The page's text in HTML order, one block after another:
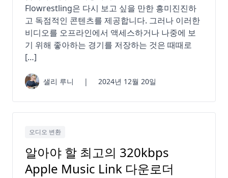
Flowrestling은 다시 보고 싶을 만한 흥미진진하
고 독점적인 콘텐츠를 제공합니다. 그러나 이러한
비디오를 오프라인에서 액세스하거나 나중에 보
기 위해 좋아하는 경기를 저장하는 것은 때때로
[…]
샐리 루니 | 2024년 12월 20일
오디오 변환
알아야 할 최고의 320kbps
Apple Music Link 다운로더